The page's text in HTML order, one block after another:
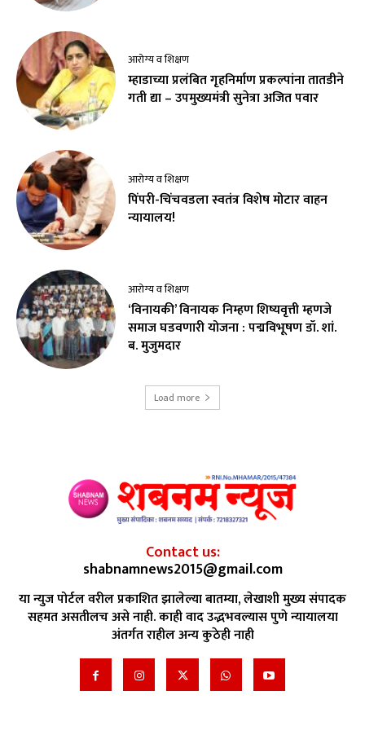
आरोग्य व शिक्षण
म्हाडाच्या प्रलंबित गृहनिर्माण प्रकल्पांना तातडीने
गती द्या – उपमुख्यमंत्री सुनेत्रा अजित पवार
आरोग्य व शिक्षण
पिंपरी-चिंचवडला स्वतंत्र विशेष मोटार वाहन
न्यायालय!
आरोग्य व शिक्षण
‘विनायकी’ विनायक निम्हण शिष्यवृत्ती म्हणजे
समाज घडवणारी योजना : पद्मविभूषण डॉ. शां.
ब. मुजुमदार
Load more
Contact us:
shabnamnews2015@gmail.com
या न्युज पोर्टल वरील प्रकाशित झालेल्या बातम्या, लेखाशी मुख्य संपादक
सहमत असतीलच असे नाही. काही वाद उद्भभवल्यास पुणे न्यायालया
अंतर्गत राहील अन्य कुठेही नाही